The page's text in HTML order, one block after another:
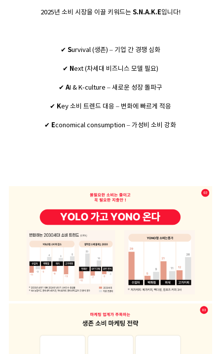
2025년 소비 시장을 이끌 키워드는 S.N.A.K.E입니다!
✔ Survival (생존) – 기업 간 경쟁 심화
✔ Next (차세대 비즈니스 모델 필요)
✔ AI & K-culture – 새로운 성장 돌파구
✔ Key 소비 트렌드 대응 – 변화에 빠르게 적응
✔ Economical consumption – 가성비 소비 강화